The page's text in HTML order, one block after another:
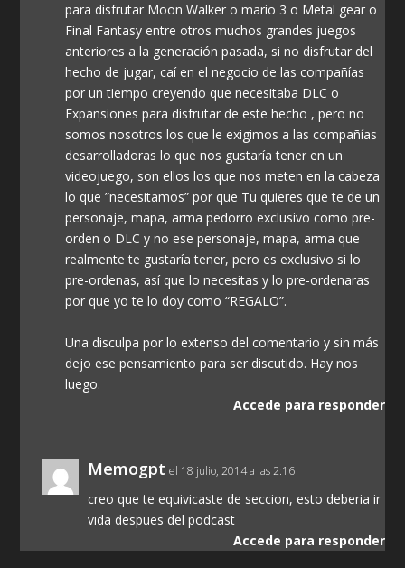
para disfrutar Moon Walker o mario 3 o Metal gear o
Final Fantasy entre otros muchos grandes juegos
anteriores a la generación pasada, si no disfrutar del
hecho de jugar, caí en el negocio de las compañías
por un tiempo creyendo que necesitaba DLC o
Expansiones para disfrutar de este hecho , pero no
somos nosotros los que le exigimos a las compañías
desarrolladoras lo que nos gustaría tener en un
videojuego, son ellos los que nos meten en la cabeza
lo que ”necesitamos” por que Tu quieres que te de un
personaje, mapa, arma pedorro exclusivo como pre-
orden o DLC y no ese personaje, mapa, arma que
realmente te gustaría tener, pero es exclusivo si lo
pre-ordenas, así que lo necesitas y lo pre-ordenaras
por que yo te lo doy como “REGALO”.
Una disculpa por lo extenso del comentario y sin más
dejo ese pensamiento para ser discutido. Hay nos
luego.
Accede para responder
Memogpt el 18 julio, 2014 a las 2:16
creo que te equivicaste de seccion, esto deberia ir
vida despues del podcast
Accede para responder